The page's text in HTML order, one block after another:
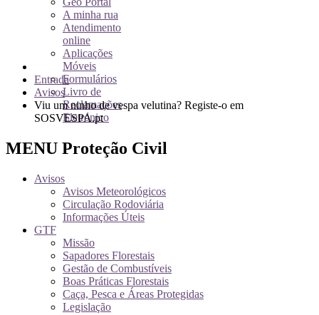
A minha rua
Atendimento
online
Aplicações
Móveis
Formulários
Livro de
Reclamações
Eletrónico
Entrada
Avisos
Viu um ninho de vespa velutina? Registe-o em
SOSVESPA.pt
MENU Proteção Civil
Avisos
Avisos Meteorológicos
Circulação Rodoviária
Informações Úteis
GTF
Missão
Sapadores Florestais
Gestão de Combustíveis
Boas Práticas Florestais
Caça, Pesca e Áreas Protegidas
Legislação